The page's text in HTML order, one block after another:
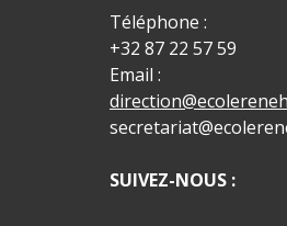
Téléphone :
+32 87 22 57 59
Email :
SUIVEZ-NOUS :